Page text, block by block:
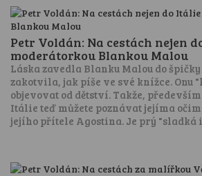
Petr Voldán: Na cestách nejen
moderátorkou Blankou Malou
Láska zavedla Blanku Malou do
zakotvila, jak píše ve své knížce. Onu
objevovat od dětství. Takže,
Itálie teď můžete poznávat jejíma
jejího přítele Agostina. Je prý "sladká